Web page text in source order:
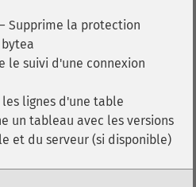
Supprime la protection
le suivi d'une connexion
lignes d'une table
un tableau avec les versions
et du serveur (si disponible)